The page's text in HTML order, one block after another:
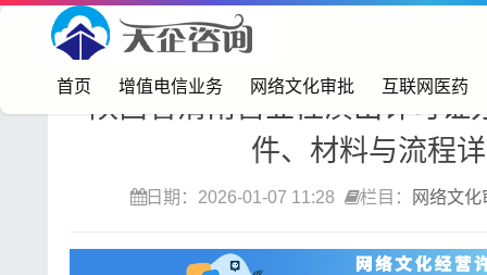
首页 增值电信业务 网络文化审批 互联网医药
首页> 网络文化审批
陕西省渭南营业性演出许可证
件、材料与流程
日期：2026-01-07 11:28 栏目： 网络文化